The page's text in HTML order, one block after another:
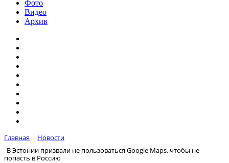
Фото
Видео
Архив
Главная
Новости
В Эстонии призвали не пользоваться Google Maps, чтобы не
попасть в Россию